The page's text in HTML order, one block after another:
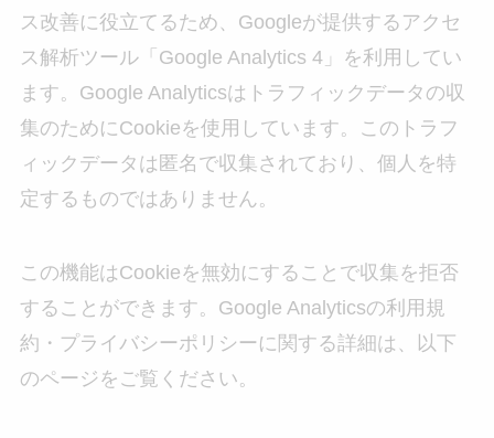
ス改善に役立てるため、Googleが提供するアクセ
ス解析ツール「Google Analytics 4」を利用してい
ます。Google Analyticsはトラフィックデータの収
集のためにCookieを使用しています。このトラフ
ィックデータは匿名で収集されており、個人を特
定するものではありません。
この機能はCookieを無効にすることで収集を拒否
することができます。Google Analyticsの利用規
約・プライバシーポリシーに関する詳細は、以下
のページをご覧ください。